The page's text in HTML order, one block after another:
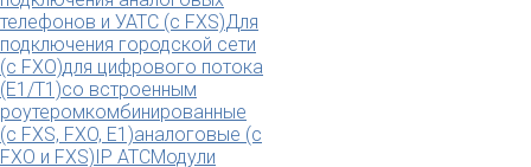
телефонов и УАТС (с FXS)Для
подключения городской сети
(с FXO)для цифрового потока
(E1/T1)со встроенным
роутеромкомбинированные
(c FXS, FXO, E1)аналоговые (с
FXO и FXS)IP АТСМодули